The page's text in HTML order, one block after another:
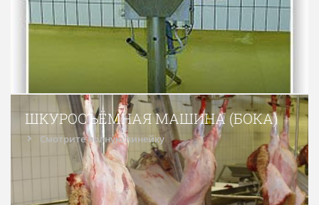
ШКУРОСЪЁМНАЯ МАШИНА (БОКА)
Смотрите полную линейку